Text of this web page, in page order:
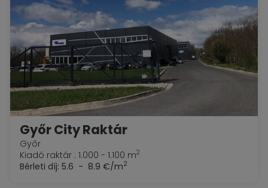
Győr City Raktár
Győr
Kiadó raktár : 1.000 - 1.100 m2
Bérleti díj: 5.6 - 8.9 €/m2